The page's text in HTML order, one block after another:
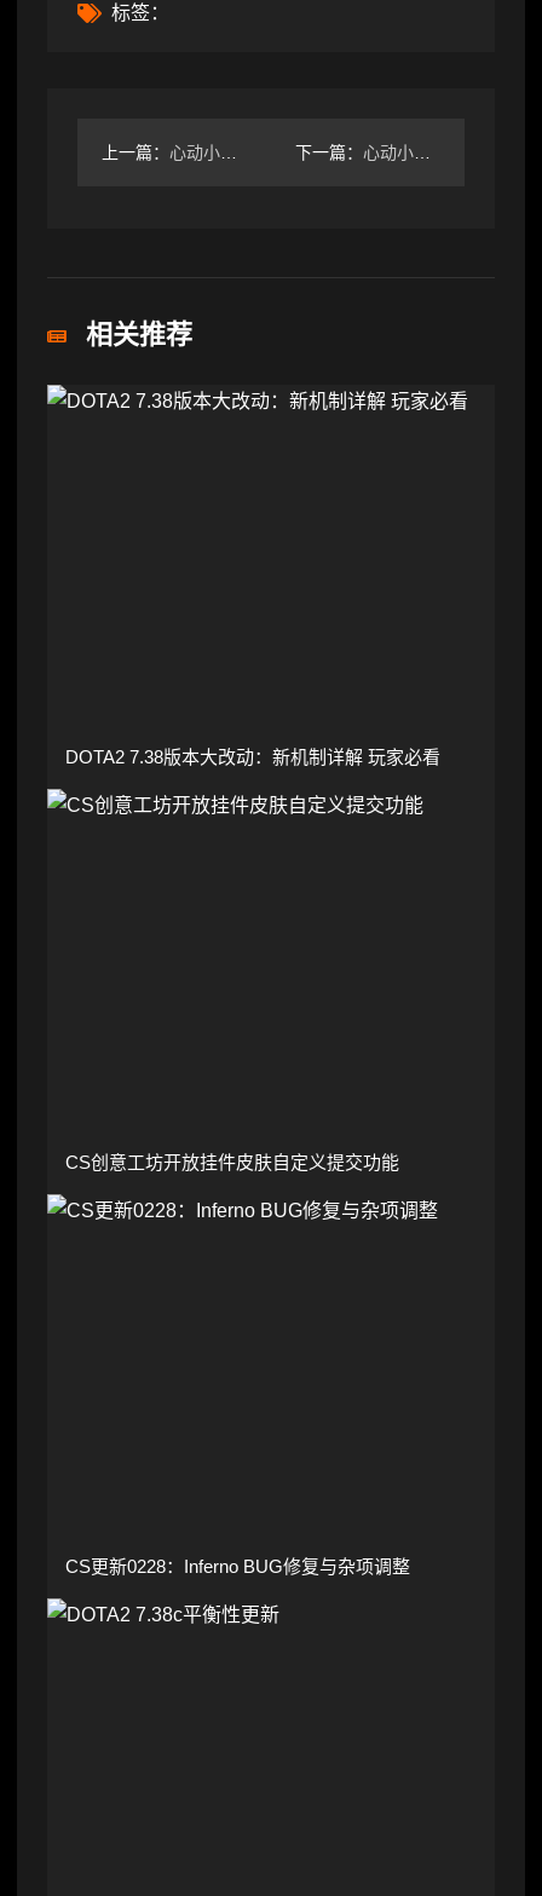
标签：
上一篇： 心动小镇心动小镇▏零氪「抹茶奶绿」教程 下一篇： 心动小镇心动小镇 2.8-2.14粉色泡泡家具泡泡位置
相关推荐
DOTA2 7.38版本大改动：新机制详解 玩家必看
CS创意工坊开放挂件皮肤自定义提交功能
CS更新0228：Inferno BUG修复与杂项调整